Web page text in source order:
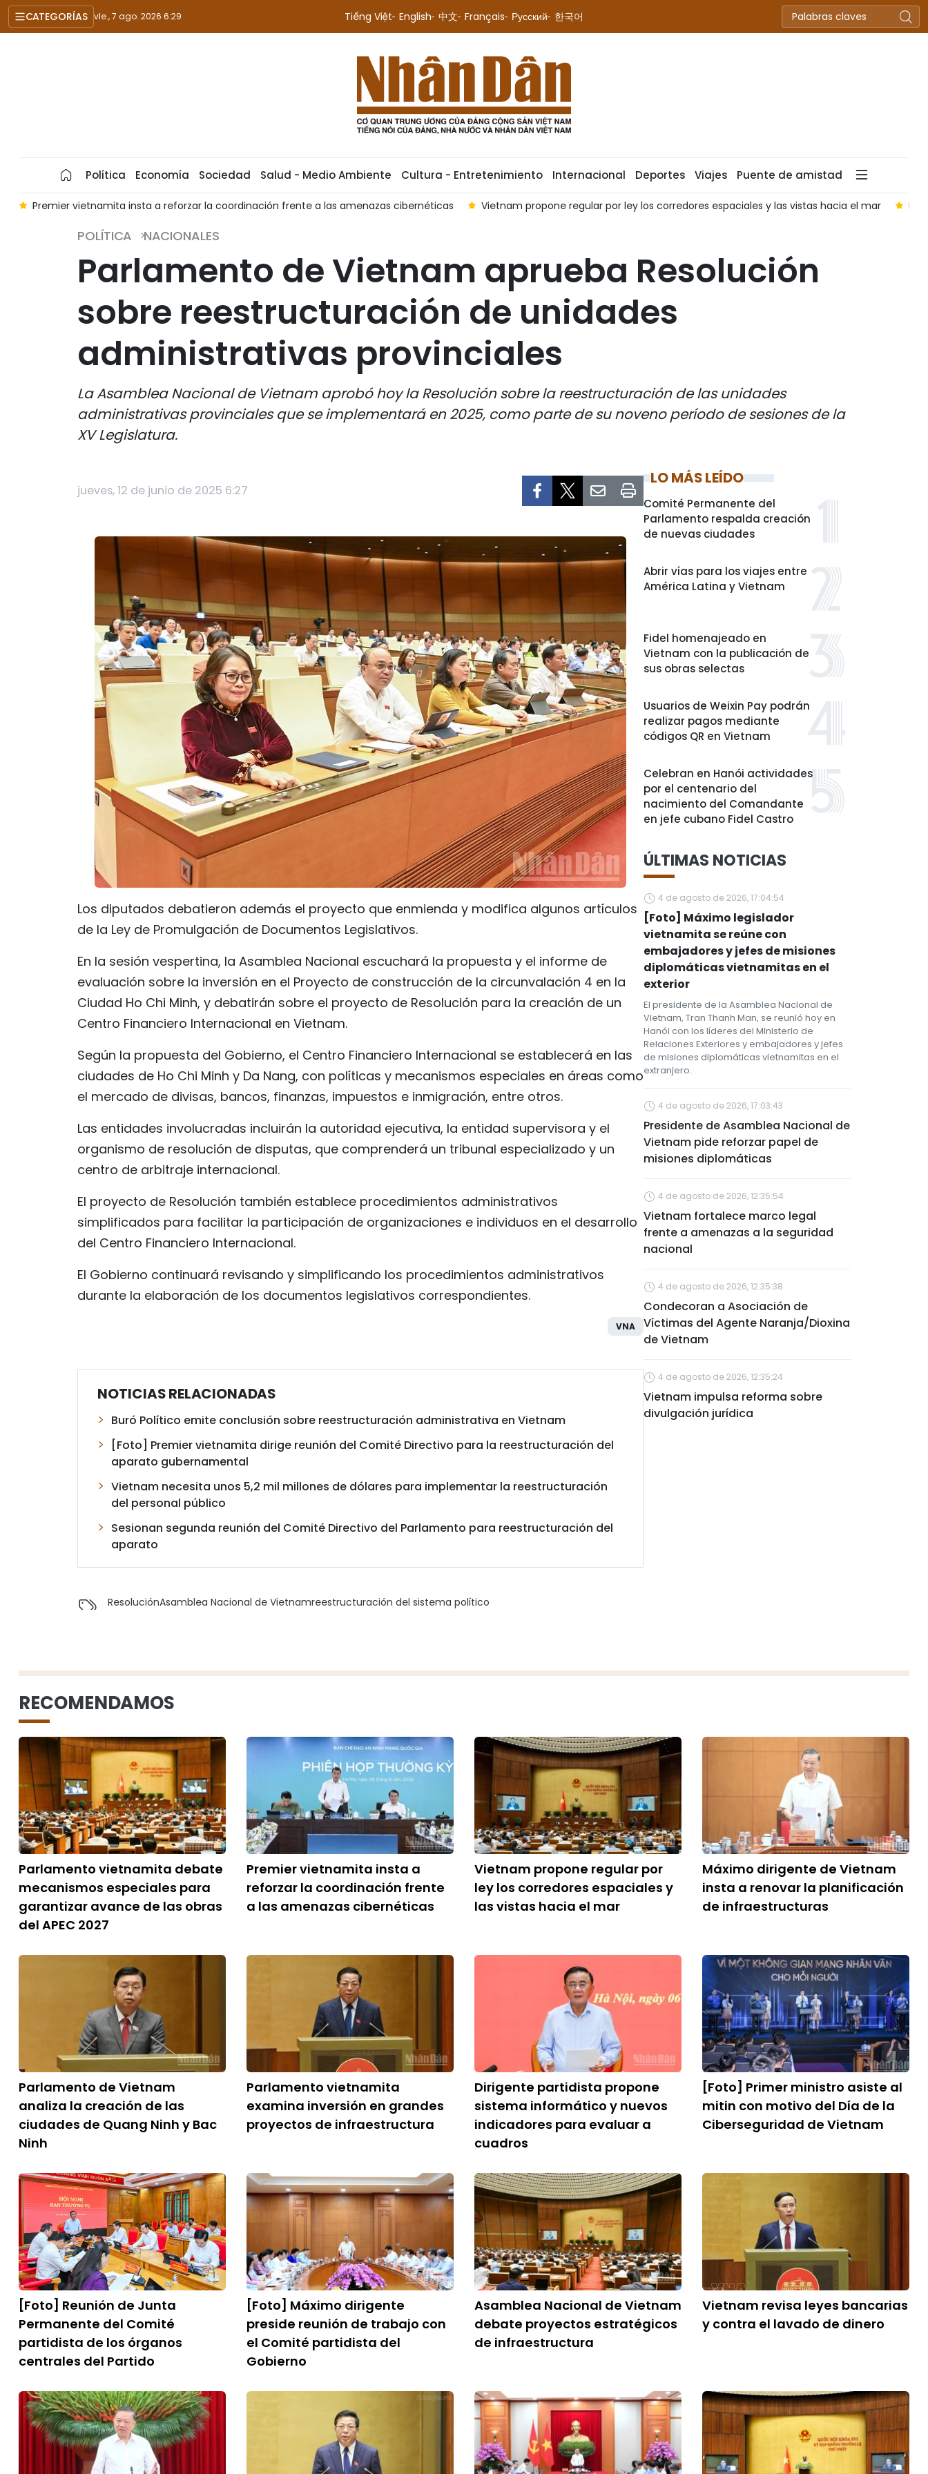
CATEGORÍAS vie., 7 ago. 2026 6:29 Tiếng Việt English 中文 Français Русский 한국어
Política Economía Sociedad Salud - Medio Ambiente Cultura - Entretenimiento Internacional Deportes Viajes Puente de amistad
coordinación frente a las amenazas cibernéticas Vietnam propone regular por ley los corredores espaciales y las vistas hacia el mar Máximo dirigente de Vietnam insta a
POLÍTICA NACIONALES
Parlamento de Vietnam aprueba Resolución
sobre reestructuración de unidades
administrativas provinciales
La Asamblea Nacional de Vietnam aprobó hoy la Resolución sobre la reestructuración de las unidades
administrativas provinciales que se implementará en 2025, como parte de su noveno período de sesiones de la
XV Legislatura.
jueves, 12 de junio de 2025 6:27
Los diputados debatieron además el proyecto que enmienda y modifica algunos artículos
de la Ley de Promulgación de Documentos Legislativos.
En la sesión vespertina, la Asamblea Nacional escuchará la propuesta y el informe de
evaluación sobre la inversión en el Proyecto de construcción de la circunvalación 4 en la
Ciudad Ho Chi Minh, y debatirán sobre el proyecto de Resolución para la creación de un
Centro Financiero Internacional en Vietnam.
Según la propuesta del Gobierno, el Centro Financiero Internacional se establecerá en las
ciudades de Ho Chi Minh y Da Nang, con políticas y mecanismos especiales en áreas como
el mercado de divisas, bancos, finanzas, impuestos e inmigración, entre otros.
Las entidades involucradas incluirán la autoridad ejecutiva, la entidad supervisora y el
organismo de resolución de disputas, que comprenderá un tribunal especializado y un
centro de arbitraje internacional.
El proyecto de Resolución también establece procedimientos administrativos
simplificados para facilitar la participación de organizaciones e individuos en el desarrollo
del Centro Financiero Internacional.
El Gobierno continuará revisando y simplificando los procedimientos administrativos
durante la elaboración de los documentos legislativos correspondientes.
VNA
NOTICIAS RELACIONADAS
Buró Político emite conclusión sobre reestructuración administrativa en Vietnam
[Foto] Premier vietnamita dirige reunión del Comité Directivo para la reestructuración del
aparato gubernamental
Vietnam necesita unos 5,2 mil millones de dólares para implementar la reestructuración
del personal público
Sesionan segunda reunión del Comité Directivo del Parlamento para reestructuración del
aparato
ResoluciónAsamblea Nacional de Vietnamreestructuración del sistema político
LO MÁS LEÍDO
Comité Permanente del
Parlamento respalda creación
de nuevas ciudades
Abrir vías para los viajes entre
América Latina y Vietnam
Fidel homenajeado en
Vietnam con la publicación de
sus obras selectas
Usuarios de Weixin Pay podrán
realizar pagos mediante
códigos QR en Vietnam
Celebran en Hanói actividades
por el centenario del
nacimiento del Comandante
en jefe cubano Fidel Castro
ÚLTIMAS NOTICIAS
4 de agosto de 2026, 17:04:54
[Foto] Máximo legislador
vietnamita se reúne con
embajadores y jefes de misiones
diplomáticas vietnamitas en el
exterior
El presidente de la Asamblea Nacional de
Vietnam, Tran Thanh Man, se reunió hoy en
Hanói con los líderes del Ministerio de
Relaciones Exteriores y embajadores y jefes
de misiones diplomáticas vietnamitas en el
extranjero.
4 de agosto de 2026, 17:03:43
Presidente de Asamblea Nacional de
Vietnam pide reforzar papel de
misiones diplomáticas
4 de agosto de 2026, 12:35:54
Vietnam fortalece marco legal
frente a amenazas a la seguridad
nacional
4 de agosto de 2026, 12:35:38
Condecoran a Asociación de
Víctimas del Agente Naranja/Dioxina
de Vietnam
4 de agosto de 2026, 12:35:24
Vietnam impulsa reforma sobre
divulgación jurídica
RECOMENDAMOS
Parlamento vietnamita debate
mecanismos especiales para
garantizar avance de las obras
del APEC 2027
Premier vietnamita insta a
reforzar la coordinación frente
a las amenazas cibernéticas
Vietnam propone regular por
ley los corredores espaciales y
las vistas hacia el mar
Máximo dirigente de Vietnam
insta a renovar la planificación
de infraestructuras
Parlamento de Vietnam
analiza la creación de las
ciudades de Quang Ninh y Bac
Ninh
Parlamento vietnamita
examina inversión en grandes
proyectos de infraestructura
Dirigente partidista propone
sistema informático y nuevos
indicadores para evaluar a
cuadros
[Foto] Primer ministro asiste al
mitin con motivo del Día de la
Ciberseguridad de Vietnam
[Foto] Reunión de Junta
Permanente del Comité
partidista de los órganos
centrales del Partido
[Foto] Máximo dirigente
preside reunión de trabajo con
el Comité partidista del
Gobierno
Asamblea Nacional de Vietnam
debate proyectos estratégicos
de infraestructura
Vietnam revisa leyes bancarias
y contra el lavado de dinero